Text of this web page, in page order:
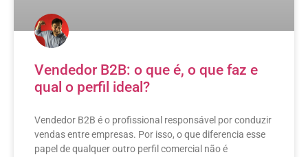
Vendedor B2B: o que é, o que faz e
qual o perfil ideal?
Vendedor B2B é o profissional responsável por conduzir
vendas entre empresas. Por isso, o que diferencia esse
papel de qualquer outro perfil comercial não é